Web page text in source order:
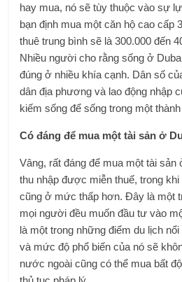
hay mua, nó sẽ tùy thuộc vào sự
bạn định mua một căn hộ cao cấp
thuê trung bình sẽ là 300.000 đến
Nhiều người cho rằng sống ở
đúng ở nhiều khía cạnh. Dân số
dân địa phương và lao động nhập
kiếm sống để sống trong một
Có đáng để mua một tài sản ở
Vâng, rất đáng để mua một tài
thu nhập được miễn thuế, trong
cũng ở mức thấp hơn. Đây là một
mọi người đều muốn đầu tư vào
là một trong những điểm du lịch
và mức độ phổ biến của nó sẽ
nước ngoài cũng có thể mua bất